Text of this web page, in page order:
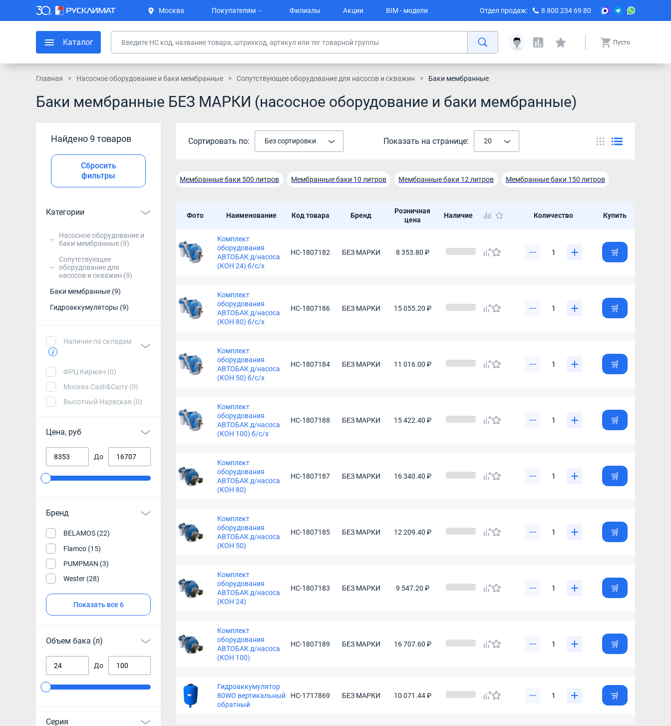
Москва Покупателям Филиалы Акции BIM - модели Отдел продаж: 8 800 234 69 80
Каталог Пусто
Главная Насосное оборудование и баки мембранные Сопутствующее оборудование для насосов и скважин Баки мембранные
Баки мембранные БЕЗ МАРКИ (насосное оборудование и баки мембранные)
Найдено 9 товаров
Сбросить
фильтры
Категории
Насосное оборудование и
баки мембранные (9)
Сопутствующее
оборудование для
насосов и скважин (9)
Баки мембранные (9)
Гидроаккумуляторы (9)
Наличие по складам
ФРЦ Киржач (0)
Москва Cash&Carry (0)
Высотный Нарвская (0)
Цена, руб
До
Бренд
BELAMOS (22)
Flamco (15)
PUMPMAN (3)
Wester (28)
Показать все 6
Объем бака (л)
До
Серия
Сортировать по: Без сортировки Показать на странице: 20
Мембранные баки 500 литров Мембранные баки 10 литров Мембранные баки 12 литров Мембранные баки 150 литров
Мембранные баки 300 литров Мембранные баки 50 литров Мембранные баки 80 литров
Мембранные баки для водоснабжения 100 литров
Фото Наименование Код товара Бренд
Розничная
цена
Наличие Количество Купить
Комплект
оборудования
АВТОБАК д/насоса
(КОН 24) б/с/х
НС-1807182 БЕЗ МАРКИ 8 353.80 ₽
Комплект
оборудования
АВТОБАК д/насоса
(КОН 80) б/с/х
НС-1807186 БЕЗ МАРКИ 15 055.20 ₽
Комплект
оборудования
АВТОБАК д/насоса
(КОН 50) б/с/х
НС-1807184 БЕЗ МАРКИ 11 016.00 ₽
Комплект
оборудования
АВТОБАК д/насоса
(КОН 100) б/с/х
НС-1807188 БЕЗ МАРКИ 15 422.40 ₽
Комплект
оборудования
АВТОБАК д/насоса
(КОН 80)
НС-1807187 БЕЗ МАРКИ 16 340.40 ₽
Комплект
оборудования
АВТОБАК д/насоса
(КОН 50)
НС-1807185 БЕЗ МАРКИ 12 209.40 ₽
Комплект
оборудования
АВТОБАК д/насоса
(КОН 24)
НС-1807183 БЕЗ МАРКИ 9 547.20 ₽
Комплект
оборудования
АВТОБАК д/насоса
(КОН 100)
НС-1807189 БЕЗ МАРКИ 16 707.60 ₽
Гидроаккумулятор
80WO вертикальный
обратный
НС-1717869 БЕЗ МАРКИ 10 071.44 ₽